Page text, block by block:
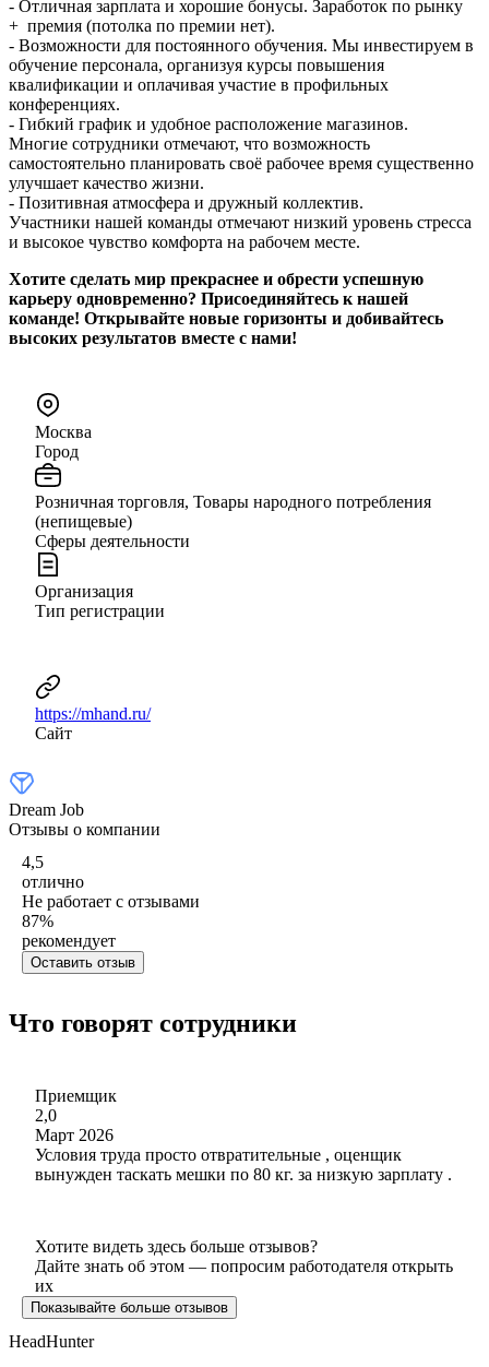
- Отличная зарплата и хорошие бонусы. Заработок по рынку
+ премия (потолка по премии нет).
- Возможности для постоянного обучения. Мы инвестируем в
обучение персонала, организуя курсы повышения
квалификации и оплачивая участие в профильных
конференциях.
- Гибкий график и удобное расположение магазинов.
Многие сотрудники отмечают, что возможность
самостоятельно планировать своё рабочее время существенно
улучшает качество жизни.
- Позитивная атмосфера и дружный коллектив.
Участники нашей команды отмечают низкий уровень стресса
и высокое чувство комфорта на рабочем месте.
Хотите сделать мир прекраснее и обрести успешную
карьеру одновременно? Присоединяйтесь к нашей
команде! Открывайте новые горизонты и добивайтесь
высоких результатов вместе с нами!
Москва
Город
Розничная торговля, Товары народного потребления
(непищевые)
Сферы деятельности
Организация
Тип регистрации
https://mhand.ru/
Сайт
Dream Job
Отзывы о компании
4,5
отлично
Не работает с отзывами
87%
рекомендует
Оставить отзыв
Что говорят сотрудники
Приемщик
2,0
Март 2026
Условия труда просто отвратительные , оценщик
вынужден таскать мешки по 80 кг. за низкую зарплату .
Хотите видеть здесь больше отзывов?
Дайте знать об этом — попросим работодателя открыть
их
Показывайте больше отзывов
HeadHunter